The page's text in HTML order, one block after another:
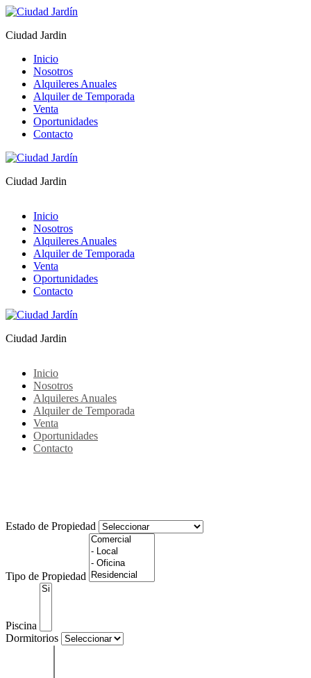
Ciudad Jardin
Inicio
Nosotros
Alquileres Anuales
Alquiler de Temporada
Venta
Oportunidades
Contacto
Ciudad Jardin
Inicio
Nosotros
Alquileres Anuales
Alquiler de Temporada
Venta
Oportunidades
Contacto
Ciudad Jardin
Inicio
Nosotros
Alquileres Anuales
Alquiler de Temporada
Venta
Oportunidades
Contacto
Estado de Propiedad
Tipo de Propiedad
Piscina
Dormitorios